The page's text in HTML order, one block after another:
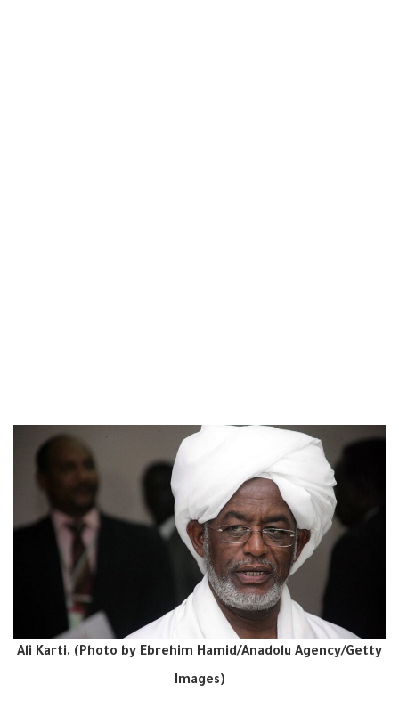
Ali Karti. (Photo by Ebrehim Hamid/Anadolu Agency/Getty
Images)